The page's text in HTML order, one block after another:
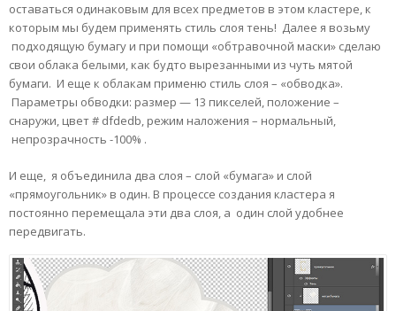
оставаться одинаковым для всех предметов в этом кластере, к
которым мы будем применять стиль слоя тень! Далее я возьму
подходящую бумагу и при помощи «обтравочной маски» сделаю
свои облака белыми, как будто вырезанными из чуть мятой
бумаги. И еще к облакам применю стиль слоя – «обводка».
Параметры обводки: размер — 13 пикселей, положение –
снаружи, цвет # dfdedb, режим наложения – нормальный,
непрозрачность -100% .
И еще, я объединила два слоя – слой «бумага» и слой
«прямоугольник» в один. В процессе создания кластера я
постоянно перемещала эти два слоя, а один слой удобнее
передвигать.